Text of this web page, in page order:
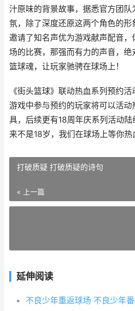
汁原味的背景故事，据悉官方团
氛，除了深度还原这两个角色的
邀请了知名声优为游戏献声配音
场的比赛，那强而有力的声音，
篮球魂，让玩家驰骋在球场上！
《街头篮球》联动热血系列预约
游戏中参与预约的玩家将可以活
具，后续更有18周年庆系列活动
来不是18岁，我们在球场上等你热
打破质疑 打破质疑的诗句
« 上一篇
延伸阅读
不良少年重返球场 不良少年